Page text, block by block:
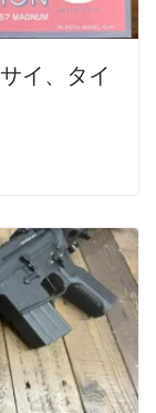
イ、タイ